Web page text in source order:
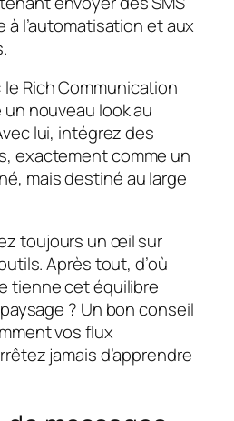
l’automatisation et aux
Rich Communication
nouveau look au
lui, intégrez des
exactement comme un
mais destiné au large
toujours un œil sur
Après tout, d’où
tienne cet équilibre
? Un bon conseil
vos flux
jamais d’apprendre